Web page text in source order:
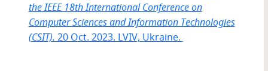
theIEEE 18th International Conference on
Computer Sciences and Information Technologies
(CSIT). 20 Oct. 2023. LVIV, Ukraine.